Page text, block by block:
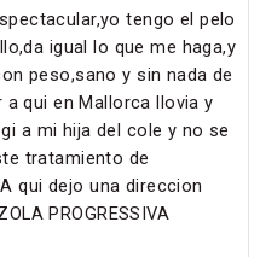
tengo el pelo
igual lo que me haga,y
peso,sano y sin nada de
qui en Mallorca llovia y
a mi hija del cole y no se
tratamiento de
qui dejo una direccion
PROGRESSIVA